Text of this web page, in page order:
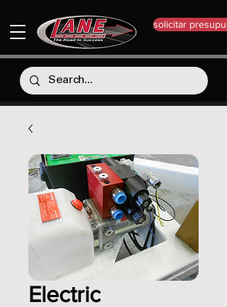
solicitar
Electric